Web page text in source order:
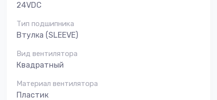
24VDC
Тип подшипника
Втулка (SLEEVE)
Вид вентилятора
Квадратный
Материал вентилятора
Пластик